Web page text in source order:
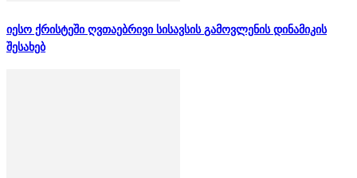
იესო ქრისტეში ღვთაებრივი სისავსის გამოვლენის დინამიკის
შესახებ